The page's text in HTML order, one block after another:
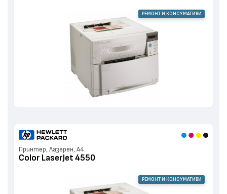
РЕМОНТ И КОНСУМАТИВИ
Принтер, Лазерен, А4
Color LaserJet 4550
РЕМОНТ И КОНСУМАТИВИ